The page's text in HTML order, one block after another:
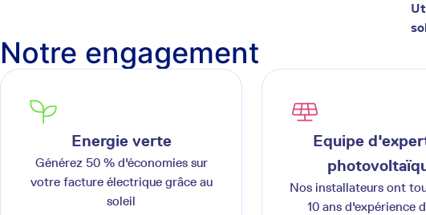
Notre engagement
Energie verte
Générez 50 % d'économies sur
votre facture électrique grâce au
soleil
Equipe
Nos installateurs ont
10 ans d'expérience